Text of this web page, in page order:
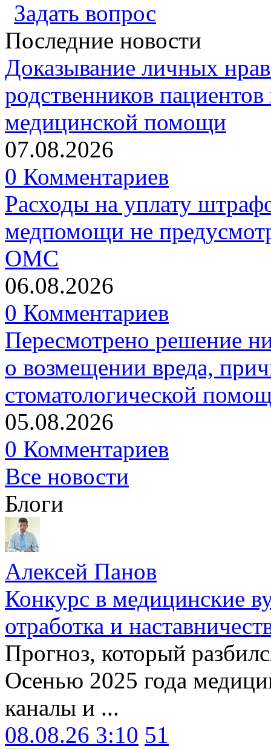
Задать вопрос
Последние новости
Доказывание личных
родственников
медицинской помощи
07.08.2026
0 Комментариев
Расходы на уплату
медпомощи не
ОМС
06.08.2026
0 Комментариев
Пересмотрено решение
о возмещении вреда,
стоматологической
05.08.2026
0 Комментариев
Все новости
Блоги
Алексей Панов
Конкурс в медицинские
отработка и
Прогноз, который
Осенью 2025 года
каналы и ...
08.08.26 3:10 51